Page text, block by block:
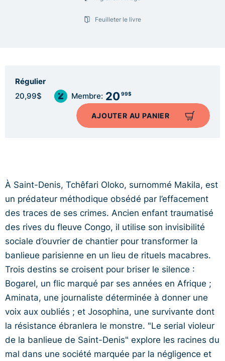
Feuilleter le livre
Régulier
20,99$ Membre: 20 99$
AJOUTER AU PANIER
À Saint-Denis, Tchêfari Oloko, surnommé Makila, est
un prédateur méthodique obsédé par l’effacement
des traces de ses crimes. Ancien enfant traumatisé
des rives du fleuve Congo, il utilise son invisibilité
sociale d’ouvrier de chantier pour transformer la
banlieue parisienne en un lieu de rituels macabres.
Trois destins se croisent pour briser le silence :
Bogarel, un flic marqué par ses années en Afrique ;
Aminata, une journaliste déterminée à donner une
voix aux oubliés ; et Josophina, une survivante dont
la résistance ébranlera le monstre. "Le serial violeur
de la banlieue de Saint-Denis" explore les racines du
mal dans une société marquée par la négligence et